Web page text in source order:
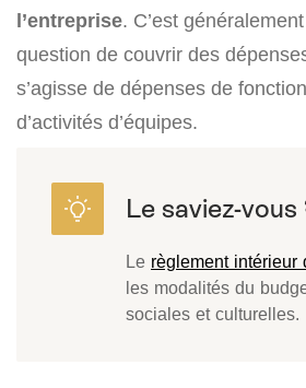
l’entreprise. C’est
question de couvrir des
s’agisse de dépenses de
d’activités d’équipes.
Le règlement intérieur
les modalités du
sociales et culturelles.